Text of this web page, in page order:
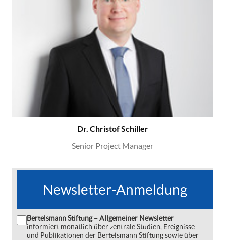
Dr. Christof Schiller
Senior Project Manager
Newsletter-Anmeldung
Bertelsmann Stiftung – Allgemeiner Newsletter
informiert monatlich über zentrale Studien, Ereignisse
und Publikationen der Bertelsmann Stiftung sowie über